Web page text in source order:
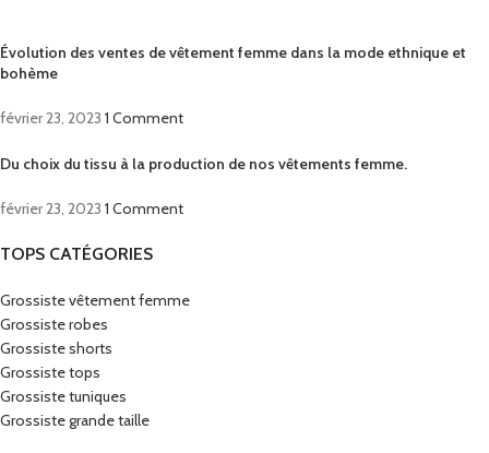
Évolution des ventes de vêtement femme dans la mode ethnique et
bohème
février 23, 2023 1 Comment
Du choix du tissu à la production de nos vêtements femme.
février 23, 2023 1 Comment
TOPS CATÉGORIES
Grossiste vêtement femme
Grossiste robes
Grossiste shorts
Grossiste tops
Grossiste tuniques
Grossiste grande taille